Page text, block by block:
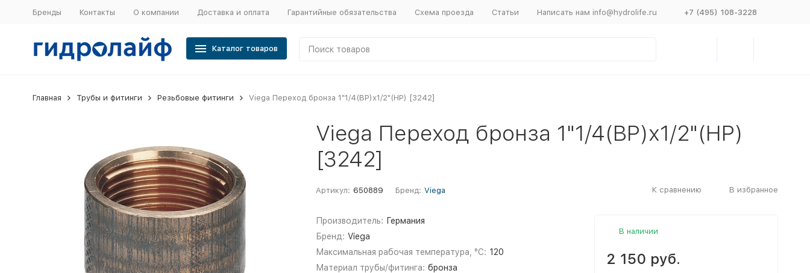
Бренды Контакты О компании Доставка и оплата Гарантийные обязательства Схема проезда Статьи Написать нам info@hydrolife.ru +7 (495) 108-3228
Каталог товаров
Главная Трубы и фитинги Резьбовые фитинги Viega Переход бронза 1"1/4(ВР)х1/2"(НР) [3242]
Viega Переход бронза 1"1/4(ВР)х1/2"(НР)
[3242]
Артикул: 650889 Бренд: Viega К сравнению В избранное
Производитель: Германия
Бренд: Viega
Максимальная рабочая температура, °С: 120
Материал трубы/фитинга: бронза
В наличии
2 150 руб.